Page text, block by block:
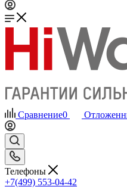
Сравнение0
Телефоны
+7(499) 553-04-42